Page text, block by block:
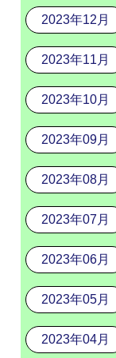
2023年12月
2023年11月
2023年10月
2023年09月
2023年08月
2023年07月
2023年06月
2023年05月
2023年04月